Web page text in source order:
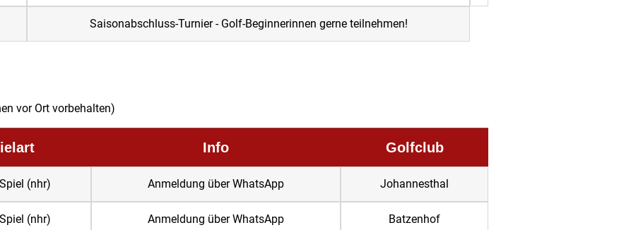
Saisonabschluss-Turnier - Golf-Beginnerinnen gerne teilnehmen!
vor Ort vorbehalten)
Info Golfclub
(nhr) Anmeldung über WhatsApp Johannesthal
(nhr) Anmeldung über WhatsApp Batzenhof